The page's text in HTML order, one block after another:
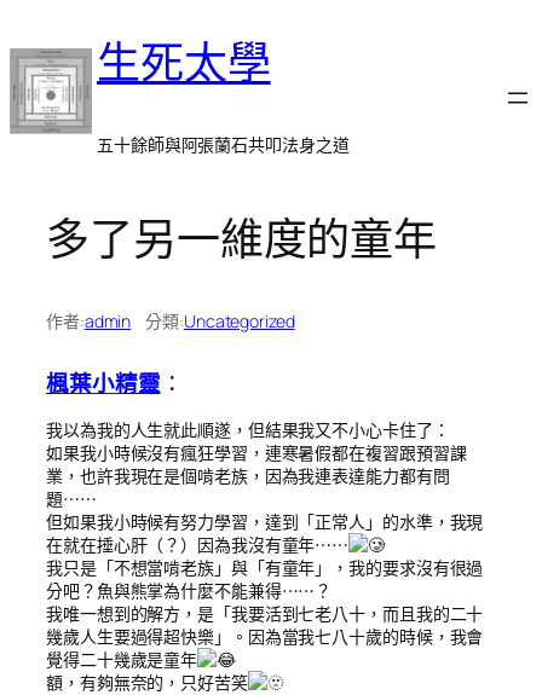
至
主
要
內
生死太學
五十餘師與阿張蘭石共叩法身之道
多了另一維度的童年
作者:admin 分類:Uncategorized
楓葉小精靈：
我以為我的人生就此順遂，但結果我又不小心卡住了：
如果我小時候沒有瘋狂學習，連寒暑假都在複習跟預習課
業，也許我現在是個啃老族，因為我連表達能力都有問
題⋯⋯
但如果我小時候有努力學習，達到「正常人」的水準，我現
在就在捶心肝（？）因為我沒有童年⋯⋯
我只是「不想當啃老族」與「有童年」，我的要求沒有很過
分吧？魚與熊掌為什麼不能兼得⋯⋯？
我唯一想到的解方，是「我要活到七老八十，而且我的二十
幾歲人生要過得超快樂」。因為當我七八十歲的時候，我會
覺得二十幾歲是童年
額，有夠無奈的，只好苦笑